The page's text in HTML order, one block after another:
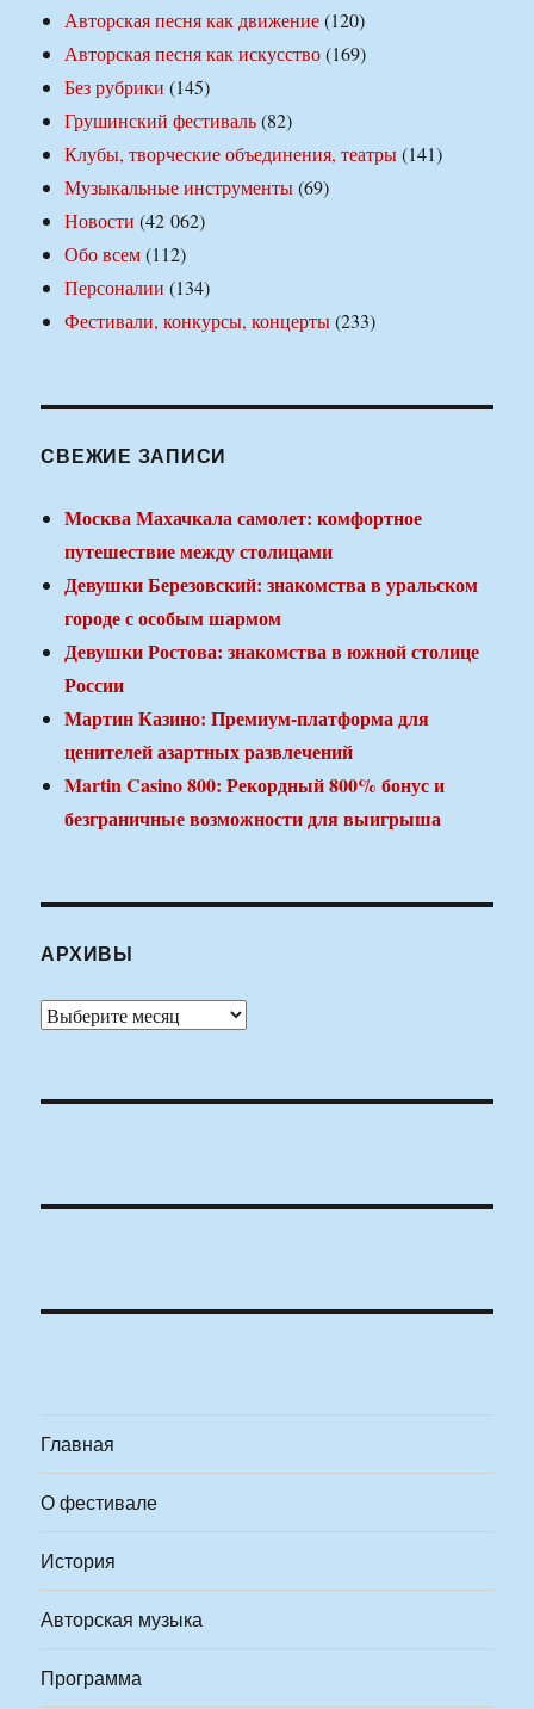
Авторская песня как движение(120)
Авторская песня как искусство(169)
Без рубрики (145)
Грушинский фестиваль(82)
Клубы, творческие объединения, театры(141)
Музыкальные инструменты(69)
Новости (42 062)
Обо всем(112)
Персоналии (134)
Фестивали, конкурсы, концерты(233)
СВЕЖИЕ ЗАПИСИ
Москва Махачкала самолет: комфортное
путешествие между столицами
Девушки Березовский: знакомства в уральском
городе с особым шармом
Девушки Ростова: знакомства в южной столице
России
Мартин Казино: Премиум-платформа для
ценителей азартных развлечений
Martin Casino 800: Рекордный 800% бонус и
безграничные возможности для выигрыша
АРХИВЫ
Архивы
Главная
О фестивале
История
Авторская музыка
Программа